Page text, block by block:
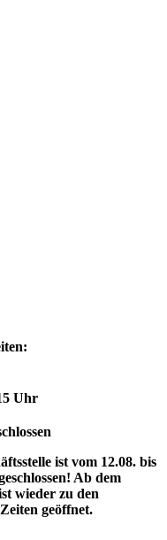
Uhr
ist vom 12.08. bis
Ab dem
wieder zu den
geöffnet.